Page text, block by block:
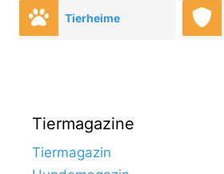
Tierheime
Tiermagazine
Tiermagazin